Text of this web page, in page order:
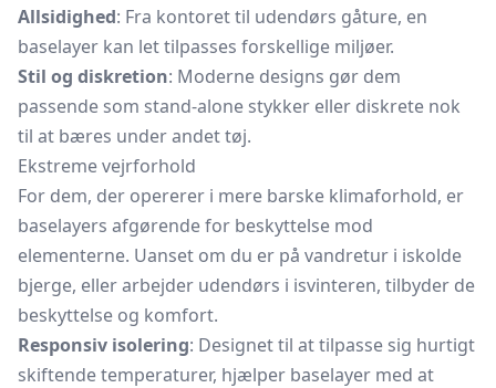
Allsidighed: Fra kontoret til udendørs gåture, en
baselayer kan let tilpasses forskellige miljøer.
Stil og diskretion: Moderne designs gør dem
passende som stand-alone stykker eller diskrete nok
til at bæres under andet tøj.
Ekstreme vejrforhold
For dem, der opererer i mere barske klimaforhold, er
baselayers afgørende for beskyttelse mod
elementerne. Uanset om du er på vandretur i iskolde
bjerge, eller arbejder udendørs i isvinteren, tilbyder de
beskyttelse og komfort.
Responsiv isolering: Designet til at tilpasse sig hurtigt
skiftende temperaturer, hjælper baselayer med at